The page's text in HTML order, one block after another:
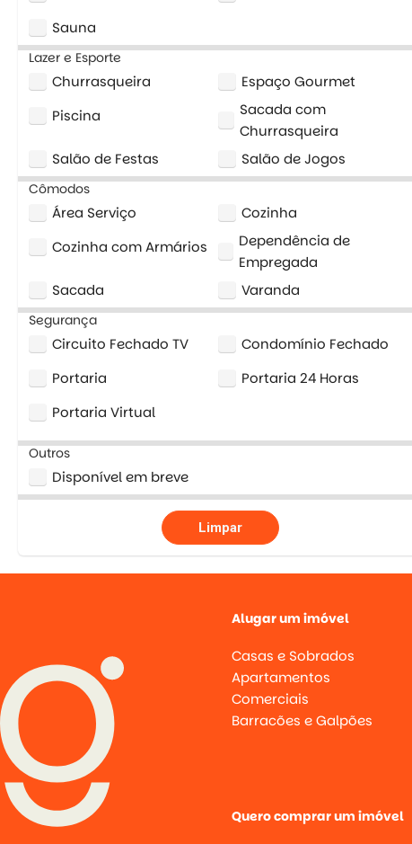
Sauna
Lazer e Esporte
Churrasqueira
Espaço Gourmet
Piscina
Sacada com
Churrasqueira
Salão de Festas
Salão de Jogos
Cômodos
Área Serviço
Cozinha
Cozinha com Armários
Dependência de
Empregada
Sacada
Varanda
Segurança
Circuito Fechado TV
Condomínio Fechado
Portaria
Portaria 24 Horas
Portaria Virtual
Outros
Disponível em breve
Limpar
Alugar um imóvel
Casas e Sobrados
Apartamentos
Comerciais
Barracões e Galpões
Quero comprar um imóvel